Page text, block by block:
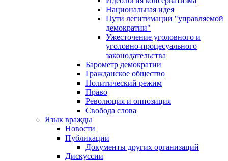
Национальная идея
Пути легитимации "управляемой
демократии"
Ужесточение уголовного и
уголовно-процесуального
законодательства
Барометр демократии
Гражданское общество
Политический режим
Право
Революция и оппозиция
Свобода слова
Язык вражды
Новости
Публикации
Документы других организаций
Дискуссии